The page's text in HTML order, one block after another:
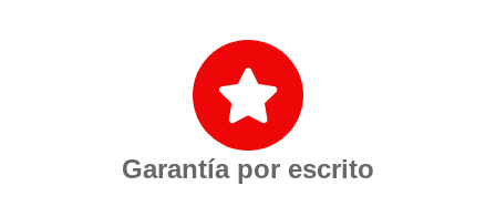
Garantía por escrito